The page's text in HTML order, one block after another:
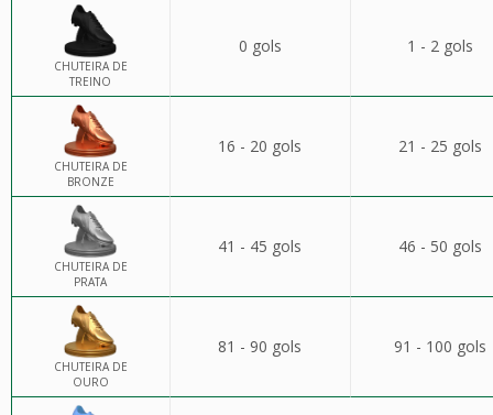
CHUTEIRA DE
TREINO
0 gols 1 - 2 gols
CHUTEIRA DE
BRONZE
16 - 20 gols 21 - 25 gols
CHUTEIRA DE
PRATA
41 - 45 gols 46 - 50 gols
CHUTEIRA DE
OURO
81 - 90 gols 91 - 100 gols